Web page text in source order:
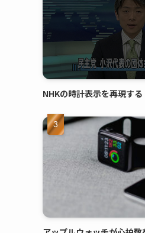
NHKの時計表示を再現する